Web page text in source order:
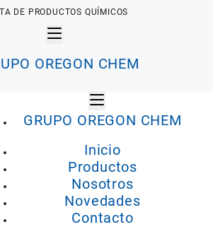
DE PRODUCTOS QUÍMICOS
OREGON CHEM
GRUPO OREGON CHEM
Inicio
Productos
Nosotros
Novedades
Contacto